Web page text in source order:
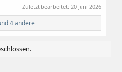
Zuletzt bearbeitet: 20 Juni 2026
4 andere